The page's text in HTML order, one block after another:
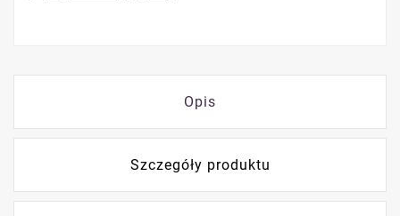
Opis
Szczegóły produktu